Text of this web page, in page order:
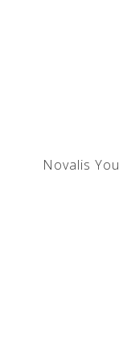
Novalis